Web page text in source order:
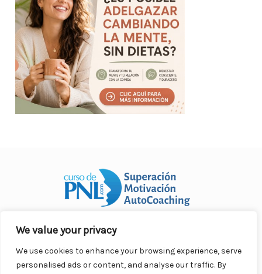
We value your privacy
We use cookies to enhance your browsing experience, serve
personalised ads or content, and analyse our traffic. By
Curso Práctico de PNL a distancia
derechos reservados.
Contacto |
Privacidad | Términos Legales |
Antispam |